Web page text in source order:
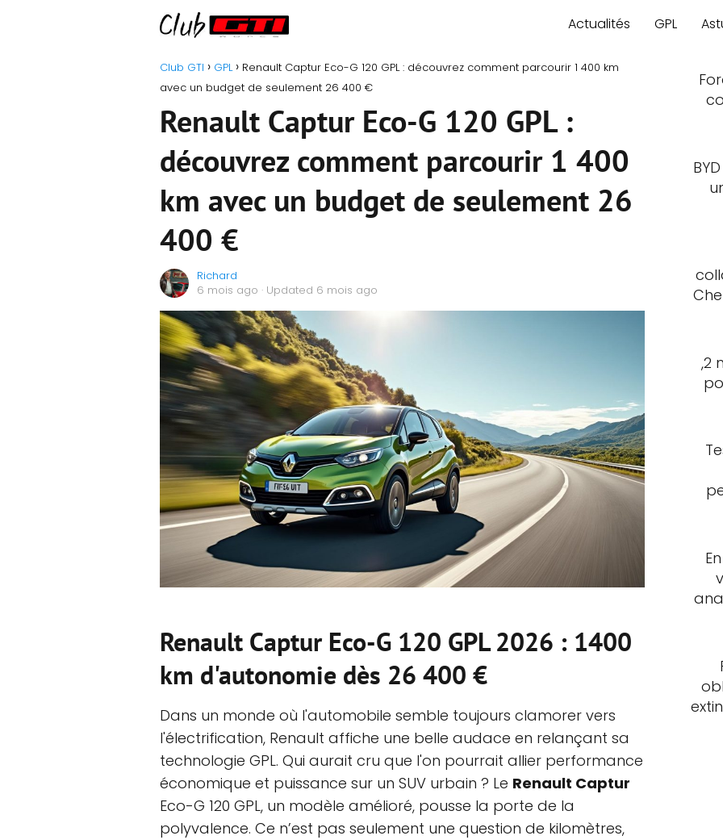
Actualités GPL
Club GTI GPL
Renault Captur Eco-G 120 GPL : découvrez comment parcourir 1 400 km
avec un budget de seulement 26 400 €
Renault Captur Eco-G 120 GPL :
découvrez comment parcourir 1 400
km avec un budget de seulement 26
400 €
Richard
6 mois ago · Updated 6 mois ago
Renault Captur Eco-G 120 GPL 2026 : 1400
km d'autonomie dès 26 400 €
Dans un monde où l'automobile semble toujours clamorer vers
l'électrification, Renault affiche une belle audace en relançant sa
technologie GPL. Qui aurait cru que l'on pourrait allier performance
économique et puissance sur un SUV urbain ? Le Renault Captur
Eco-G 120 GPL, un modèle amélioré, pousse la porte de la
polyvalence. Ce n’est pas seulement une question de kilomètres,
,2